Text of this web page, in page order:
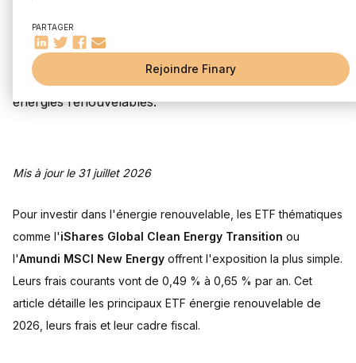
Conclusion
Les ETF énergie renouvelable sont-ils éligibles au PEA ?
renouvelables ?
PARTAGER
Rejoindre Finary
Mis à jour le 31 juillet 2026
Pour investir dans l'énergie renouvelable, les ETF thématiques
comme l'iShares Global Clean Energy Transition ou
l'Amundi MSCI New Energy offrent l'exposition la plus simple.
Leurs frais courants vont de 0,49 % à 0,65 % par an. Cet
article détaille les principaux ETF énergie renouvelable de
2026, leurs frais et leur cadre fiscal.